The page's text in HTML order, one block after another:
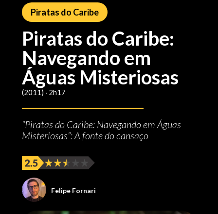
Piratas do Caribe
Piratas do Caribe:
Navegando em
Águas Misteriosas
(2011) ‧ 2h17
“Piratas do Caribe: Navegando em Águas
Misteriosas”: A fonte do cansaço
Felipe Fornari